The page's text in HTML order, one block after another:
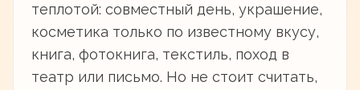
теплотой: совместный день, украшение,
косметика только по известному вкусу,
книга, фотокнига, текстиль, поход в
театр или письмо. Но не стоит считать,